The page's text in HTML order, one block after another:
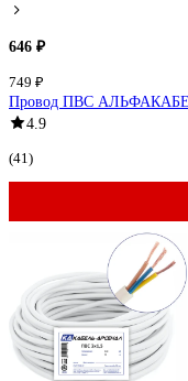
646 ₽
749 ₽
Провод ПВС
4.9
(41)